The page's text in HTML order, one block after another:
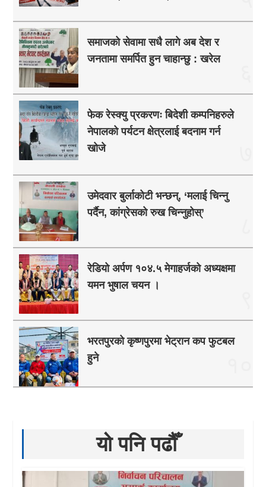
समाजको सेवामा सधै लागे अब देश र
जनतामा समर्पित हुन चाहान्छु : खरेल
फेक रेस्क्यु प्रकरणः बिदेशी कम्पनिहरुले
नेपालको पर्यटन क्षेत्रलाई बदनाम गर्न
खोजे
उमेदवार बुर्लाकोटी भन्छन्, ‘मलाई चिन्नु
पर्दैन, कांग्रेसको रुख चिन्नुहोस्’
रेडियो अर्पण १०४.५ मेगाहर्जको अध्यक्षमा
यमन भुषाल चयन ।
भरतपुरको कृष्णपुरमा भेट्रान कप फुटबल
हुने
यो पनि पढौँ